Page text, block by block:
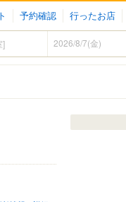
予約確認 行ったお店